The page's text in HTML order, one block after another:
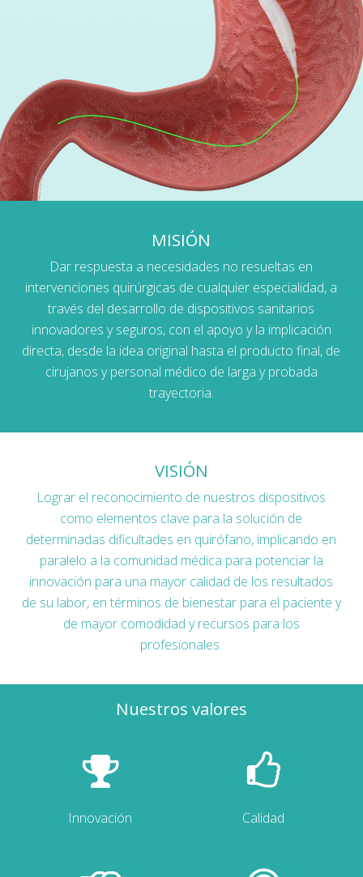
MISIÓN
Dar respuesta a necesidades no resueltas en
intervenciones quirúrgicas de cualquier especialidad, a
través del desarrollo de dispositivos sanitarios
innovadores y seguros, con el apoyo y la implicación
directa, desde la idea original hasta el producto final, de
cirujanos y personal médico de larga y probada
trayectoria.
VISIÓN
Lograr el reconocimiento de nuestros dispositivos
como elementos clave para la solución de
determinadas dificultades en quirófano, implicando en
paralelo a la comunidad médica para potenciar la
innovación para una mayor calidad de los resultados
de su labor, en términos de bienestar para el paciente y
de mayor comodidad y recursos para los
profesionales.
Nuestros valores
Innovación Calidad